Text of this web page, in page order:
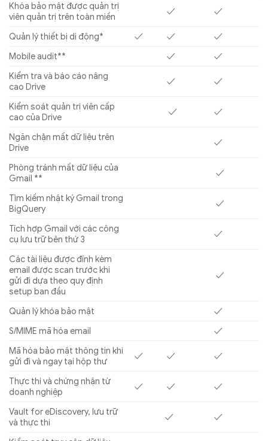
Khóa bảo mật được quản trị
viên quản trị trên toàn miền
✓ ✓
Quản lý thiết bị di động* ✓ ✓
✓
Mobile audit**
✓
✓
Kiểm tra và báo cáo nâng
cao Drive
✓ ✓
Kiểm soát quản trị viên cấp
cao của Drive
✓ ✓
Ngăn chặn mất dữ liệu trên
Drive
✓
Phòng tránh mất dữ liệu của
Gmail **
✓
Tìm kiếm nhật ký Gmail trong
BigQuery
✓
Tích hợp Gmail với các công
cụ lưu trữ bên thứ 3
✓
Các tài liệu được đính kèm
email được scan trước khi
gửi đi dựa theo quy định
setup ban đầu
✓
Quản lý khóa bảo mật
✓
S/MIME mã hóa email
✓
Mã hóa bảo mật thông tin khi
gửi đi và ngay tại hộp thư
✓ ✓ ✓
Thực thi và chứng nhận từ
doanh nghiệp
✓ ✓ ✓
Vault for eDiscovery, lưu trữ
và thực thi
✓ ✓